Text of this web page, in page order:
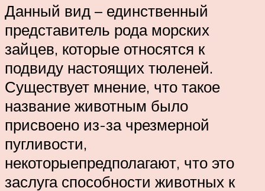
Данный вид – единственный
представитель рода морских
зайцев, которые относятся к
подвиду настоящих тюленей.
Существует мнение, что такое
название животным было
присвоено из-за чрезмерной
пугливости,
некоторыепредполагают, что это
заслуга способности животных к